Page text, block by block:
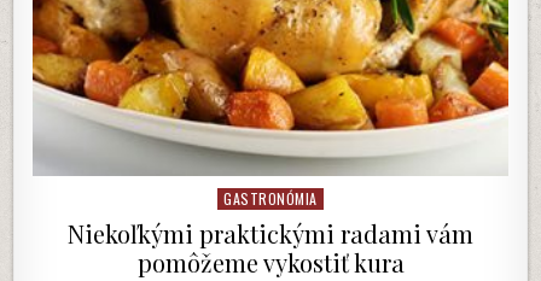
Posted
GASTRONÓMIA
Niekoľkými praktickými radami vám
pomôžeme vykostiť kura